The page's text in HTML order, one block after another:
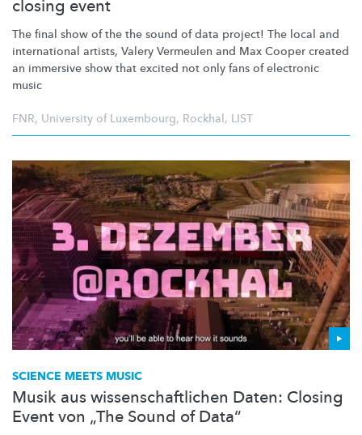
closing event
The final show of the the sound of data project! The local and
international artists, Valery Vermeulen and Max Cooper created
an immersive show that excited not only fans of electronic
music
FNR, University of Luxembourg, Rockhal, LIST
SCIENCE MEETS MUSIC
Musik aus wissenschaftlichen Daten: Closing
Event von „The Sound of Data“